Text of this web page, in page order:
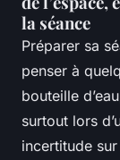
la séance
Préparer sa
penser à
bouteille
surtout lors
incertitude